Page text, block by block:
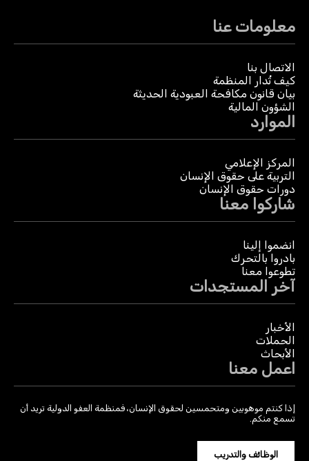
معلومات عنا
الاتصال بنا
كيف تُدار المنظمة
بيان قانون مكافحة العبودية الحديثة
الشؤون المالية
الموارد
المركز الإعلامي
التربية على حقوق الإنسان
دورات حقوق الإنسان
شاركوا معنا
انضموا إلينا
بادروا بالتحرك
تطوعوا معنا
آخر المستجدات
الأخبار
الحملات
الأبحاث
اعمل معنا
إذا كنتم موهوبين ومتحمسين لحقوق الإنسان، فمنظمة العفو الدولية تريد أن
تسمع منكم.
الوظائف والتدريب